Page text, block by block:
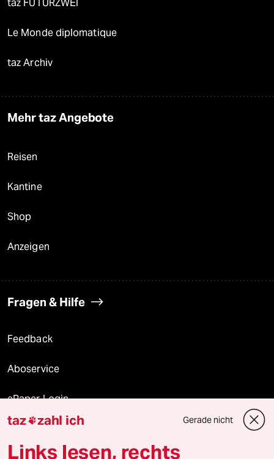
taz FUTURZWEI
Le Monde diplomatique
taz Archiv
Mehr taz Angebote
Reisen
Kantine
Shop
Anzeigen
Fragen & Hilfe
Feedback
Aboservice
ePaper Login
Downloads für Abonnierende
taz zahl ich Gerade nicht
Links lesen, rechts